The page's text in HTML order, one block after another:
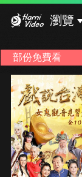
瀏覽
部份免費看